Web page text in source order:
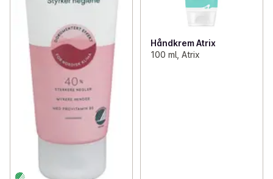
Håndkrem Atrix
100 ml, Atrix